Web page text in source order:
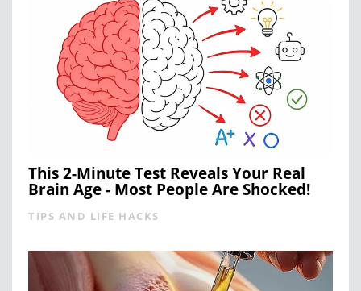
This 2-Minute Test Reveals Your Real
Brain Age - Most People Are Shocked!
TIPS AND LIFE HACKS